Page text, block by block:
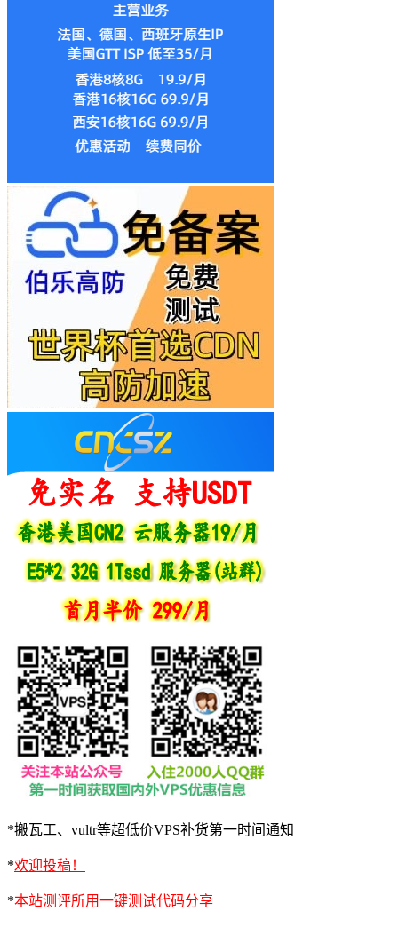
*搬瓦工、vultr等超低价VPS补货第一时间通知
*欢迎投稿！
*本站测评所用一键测试代码分享